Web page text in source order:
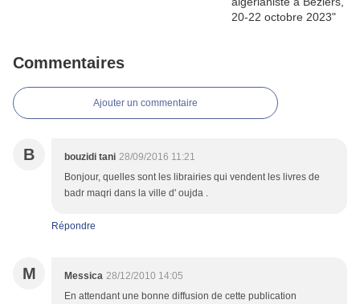
Commentaires
Ajouter un commentaire
B bouzidi tani 28/09/2016 11:21
Bonjour, quelles sont les librairies qui vendent les livres de
badr maqri dans la ville d' oujda .
Répondre
M Messica 28/12/2010 14:05
En attendant une bonne diffusion de cette publication